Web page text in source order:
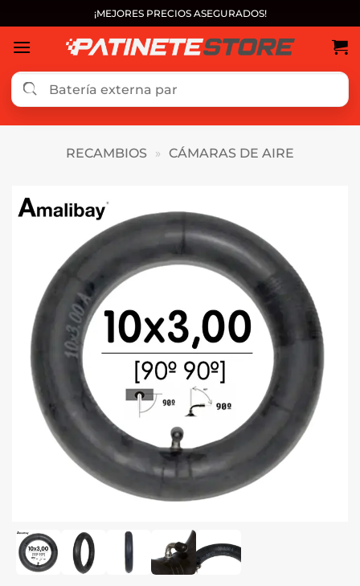
al
contenido
¡MEJORES PRECIOS ASEGURADOS!
RECAMBIOS » CÁMARAS DE AIRE